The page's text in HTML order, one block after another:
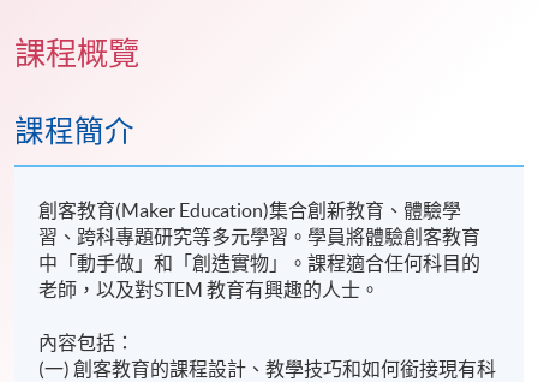
課程概覽
課程簡介
創客教育(Maker Education)集合創新教育、體驗學
習、跨科專題研究等多元學習。學員將體驗創客教育
中「動手做」和「創造實物」。課程適合任何科目的
老師，以及對STEM 教育有興趣的人士。
內容包括：
(一) 創客教育的課程設計、教學技巧和如何銜接現有科